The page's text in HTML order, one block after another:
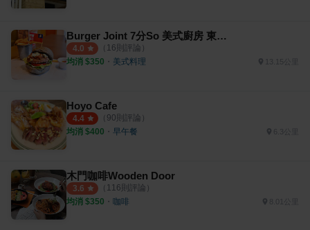
Burger Joint 7分So 美式廚房 東海店
4.0 （ 16則評論）
均消 $350 ・ 美式料理 13.15公里
Hoyo Cafe
4.4 （ 90則評論）
均消 $400 ・ 早午餐 6.3公里
木門咖啡Wooden Door
3.6 （ 116則評論）
均消 $350 ・ 咖啡 8.01公里